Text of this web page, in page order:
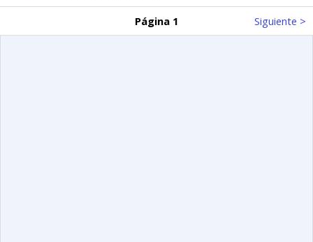
Página 1 Siguiente >